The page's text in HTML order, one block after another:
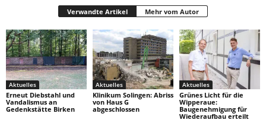
Verwandte Artikel Mehr vom Autor
Aktuelles
Erneut Diebstahl und
Vandalismus an
Gedenkstätte Birken
Aktuelles
Klinikum Solingen: Abriss
von Haus G
abgeschlossen
Aktuelles
Grünes Licht für die
Wipperaue:
Baugenehmigung für
Wiederaufbau erteilt